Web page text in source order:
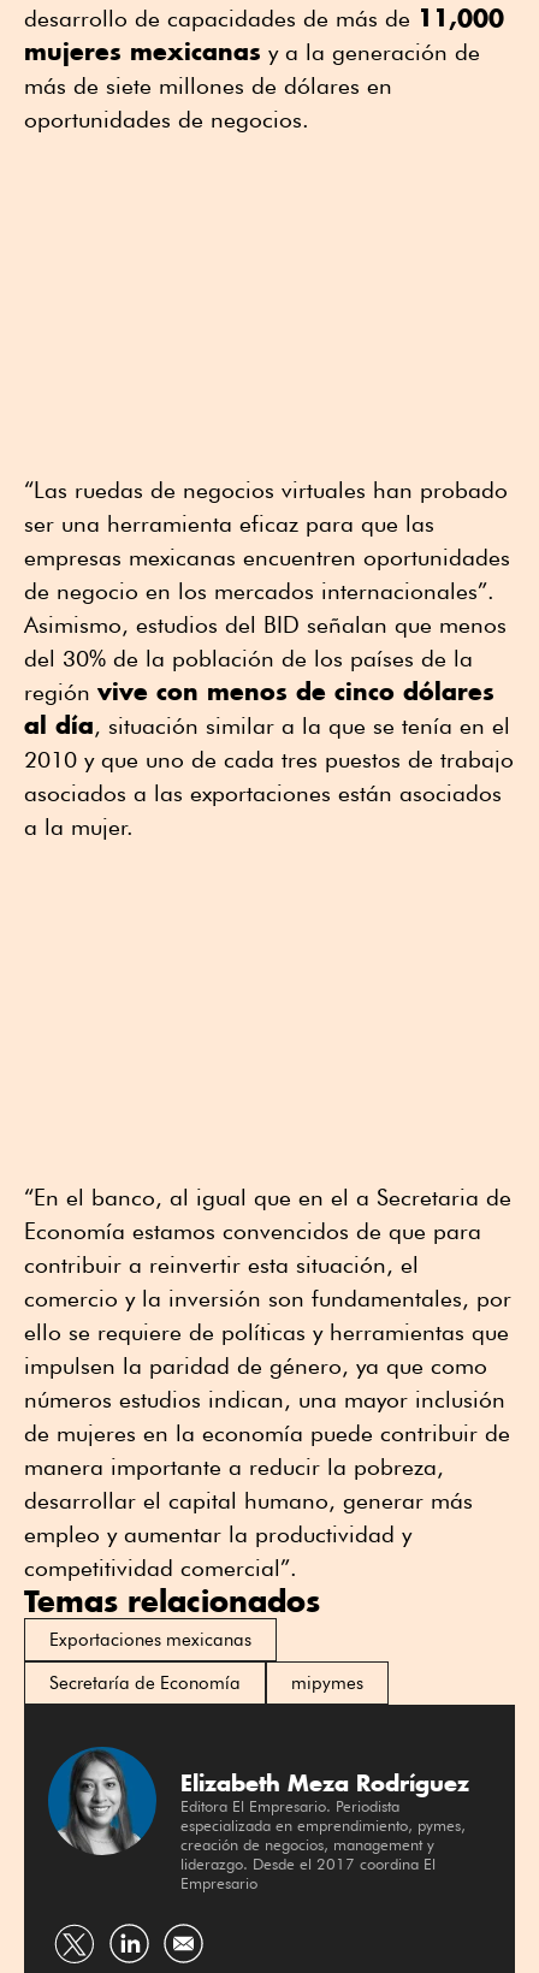
desarrollo de capacidades de más de 11,000
mujeres mexicanas y a la generación de
más de siete millones de dólares en
oportunidades de negocios.
“Las ruedas de negocios virtuales han probado
ser una herramienta eficaz para que las
empresas mexicanas encuentren oportunidades
de negocio en los mercados internacionales”.
Asimismo, estudios del BID señalan que menos
del 30% de la población de los países de la
región vive con menos de cinco dólares
al día, situación similar a la que se tenía en el
2010 y que uno de cada tres puestos de trabajo
asociados a las exportaciones están asociados
a la mujer.
“En el banco, al igual que en el a Secretaria de
Economía estamos convencidos de que para
contribuir a reinvertir esta situación, el
comercio y la inversión son fundamentales, por
ello se requiere de políticas y herramientas que
impulsen la paridad de género, ya que como
números estudios indican, una mayor inclusión
de mujeres en la economía puede contribuir de
manera importante a reducir la pobreza,
desarrollar el capital humano, generar más
empleo y aumentar la productividad y
competitividad comercial”.
Temas relacionados
Exportaciones mexicanas
Secretaría de Economía
mipymes
Elizabeth Meza Rodríguez
Editora El Empresario. Periodista
especializada en emprendimiento, pymes,
creación de negocios, management y
liderazgo. Desde el 2017 coordina El
Empresario
CompartirCompartir